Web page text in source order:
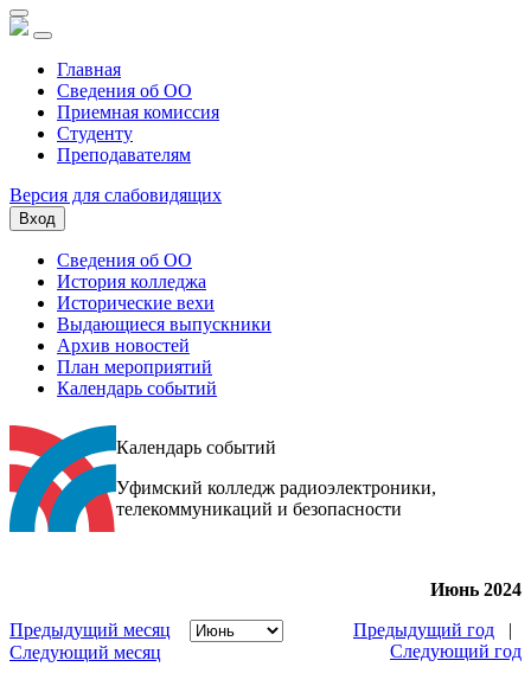
Главная
Сведения об ОО
Приемная комиссия
Студенту
Преподавателям
Версия для слабовидящих
Вход
Сведения об ОО
История колледжа
Исторические вехи
Выдающиеся выпускники
Архив новостей
План мероприятий
Календарь событий
Календарь событий
Уфимский колледж радиоэлектроники,
телекоммуникаций и безопасности
Июнь 2024
Предыдущий месяц
Следующий месяц
Предыдущий год |
Следующий год